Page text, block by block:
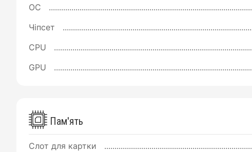
ОС
Чіпсет
CPU
GPU
Пам'ять
Слот для картки